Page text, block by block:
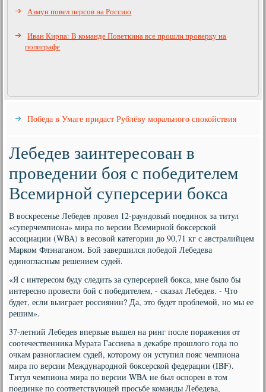
Азмун повел персов на Россию
Иван Кирпа: В команде Поветкина все прошли проверку на
полиграфе
Победа в Умаге придаст Рублёву морального спокойствия
Лебедев заинтересован в
проведении боя с победителем
Всемирной суперсерии бокса
В воскресенье Лебедев провел 12-раундовый поединок за титул
«суперчемпиона» мира по версии Всемирной боксерской
ассоциации (WBA) в весовой категории до 90,71 кг с австралийцем
Марком Флэнаганом. Бой завершился победой Лебедева
единогласным решением судей.
«Я с интересом буду следить за суперсерией бокса, мне было бы
интересно провести бой с победителем, - сказал Лебедев. - Что
будет, если выиграет россиянин? Да, это будет проблемой, но мы ее
решим».
37-летний Лебедев впервые вышел на ринг после поражения от
соотечественника Мурата Гассиева в декабре прошлого года по
очкам разногласием судей, которому он уступил пояс чемпиона
мира по версии Международной боксерской федерации (IBF).
Титул чемпиона мира по версии WBA не был оспорен в том
поединке по соответствующей просьбе команды Лебедева,